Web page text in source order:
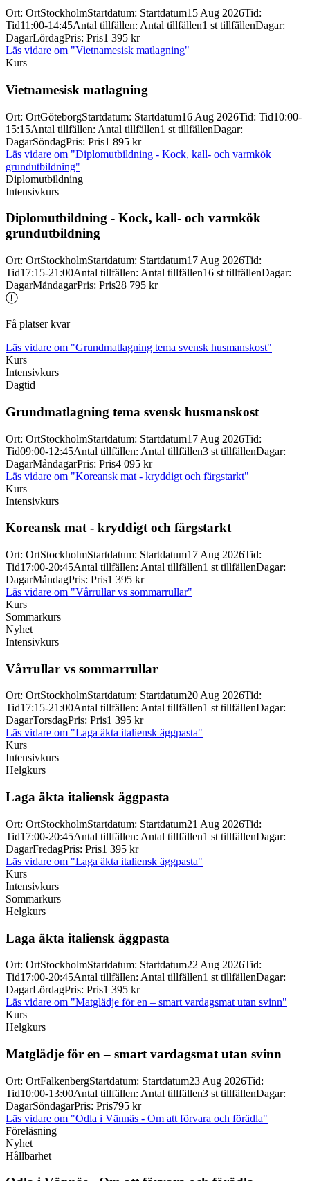
Ort: OrtStockholmStartdatum: Startdatum15 Aug 2026Tid:
Tid11:00-14:45Antal tillfällen: Antal tillfällen1 st tillfällenDagar:
DagarLördagPris: Pris1 395 kr
Läs vidare om "Vietnamesisk matlagning"
Kurs
Vietnamesisk matlagning
Ort: OrtGöteborgStartdatum: Startdatum16 Aug 2026Tid: Tid10:00-
15:15Antal tillfällen: Antal tillfällen1 st tillfällenDagar:
DagarSöndagPris: Pris1 895 kr
Läs vidare om "Diplomutbildning - Kock, kall- och varmkök
grundutbildning"
Diplomutbildning
Intensivkurs
Diplomutbildning - Kock, kall- och varmkök
grundutbildning
Ort: OrtStockholmStartdatum: Startdatum17 Aug 2026Tid:
Tid17:15-21:00Antal tillfällen: Antal tillfällen16 st tillfällenDagar:
DagarMåndagarPris: Pris28 795 kr
Få platser kvar
Läs vidare om "Grundmatlagning tema svensk husmanskost"
Kurs
Intensivkurs
Dagtid
Grundmatlagning tema svensk husmanskost
Ort: OrtStockholmStartdatum: Startdatum17 Aug 2026Tid:
Tid09:00-12:45Antal tillfällen: Antal tillfällen3 st tillfällenDagar:
DagarMåndagarPris: Pris4 095 kr
Läs vidare om "Koreansk mat - kryddigt och färgstarkt"
Kurs
Intensivkurs
Koreansk mat - kryddigt och färgstarkt
Ort: OrtStockholmStartdatum: Startdatum17 Aug 2026Tid:
Tid17:00-20:45Antal tillfällen: Antal tillfällen1 st tillfällenDagar:
DagarMåndagPris: Pris1 395 kr
Läs vidare om "Vårrullar vs sommarrullar"
Kurs
Sommarkurs
Nyhet
Intensivkurs
Vårrullar vs sommarrullar
Ort: OrtStockholmStartdatum: Startdatum20 Aug 2026Tid:
Tid17:15-21:00Antal tillfällen: Antal tillfällen1 st tillfällenDagar:
DagarTorsdagPris: Pris1 395 kr
Läs vidare om "Laga äkta italiensk äggpasta"
Kurs
Intensivkurs
Helgkurs
Laga äkta italiensk äggpasta
Ort: OrtStockholmStartdatum: Startdatum21 Aug 2026Tid:
Tid17:00-20:45Antal tillfällen: Antal tillfällen1 st tillfällenDagar:
DagarFredagPris: Pris1 395 kr
Läs vidare om "Laga äkta italiensk äggpasta"
Kurs
Intensivkurs
Sommarkurs
Helgkurs
Laga äkta italiensk äggpasta
Ort: OrtStockholmStartdatum: Startdatum22 Aug 2026Tid:
Tid17:00-20:45Antal tillfällen: Antal tillfällen1 st tillfällenDagar:
DagarLördagPris: Pris1 395 kr
Läs vidare om "Matglädje för en – smart vardagsmat utan svinn"
Kurs
Helgkurs
Matglädje för en – smart vardagsmat utan svinn
Ort: OrtFalkenbergStartdatum: Startdatum23 Aug 2026Tid:
Tid10:00-13:00Antal tillfällen: Antal tillfällen3 st tillfällenDagar:
DagarSöndagarPris: Pris795 kr
Läs vidare om "Odla i Vännäs - Om att förvara och förädla"
Föreläsning
Nyhet
Hållbarhet